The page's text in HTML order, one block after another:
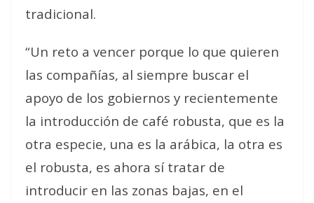
tradicional.
“Un reto a vencer porque lo que quieren
las compañías, al siempre buscar el
apoyo de los gobiernos y recientemente
la introducción de café robusta, que es la
otra especie, una es la arábica, la otra es
el robusta, es ahora sí tratar de
introducir en las zonas bajas, en el